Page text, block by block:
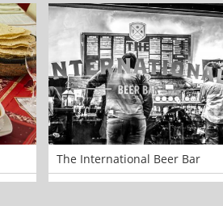
The International Beer Bar